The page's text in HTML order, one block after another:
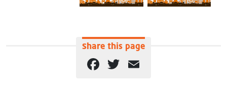
Share this page
Facebook
Twitter